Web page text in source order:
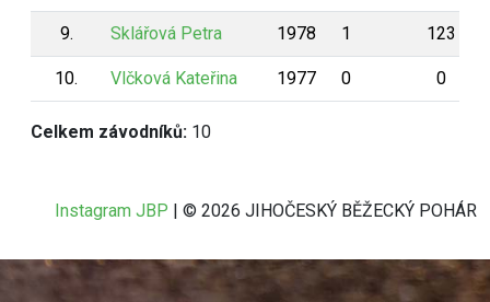
9. Sklářová Petra 1978 1 123
10. Vlčková Kateřina 1977 0 0
Celkem závodníků: 10
Instagram JBP | © 2026 JIHOČESKÝ BĚŽECKÝ POHÁR